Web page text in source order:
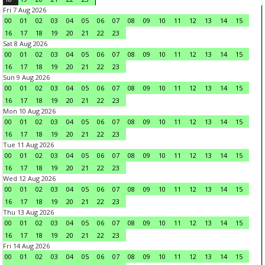
Fri 7 Aug 2026
00
01 02 03 04 05 06 07 08 09 10 11 12 13 14
15
16
17 18 19 20 21 22
23
Sat 8 Aug 2026
00
01 02 03 04 05 06 07 08 09 10 11 12 13 14
15
16
17 18 19 20 21 22
23
Sun 9 Aug 2026
00
01 02 03 04 05 06 07 08 09 10 11 12 13 14
15
16
17 18 19 20 21 22
23
Mon 10 Aug 2026
00
01 02 03 04 05 06 07 08 09 10 11 12 13 14
15
16
17 18 19 20 21 22
23
Tue 11 Aug 2026
00
01 02 03 04 05 06 07 08 09 10 11 12 13 14
15
16
17 18 19 20 21 22
23
Wed 12 Aug 2026
00
01 02 03 04 05 06 07 08 09 10 11 12 13 14
15
16
17 18 19 20 21 22
23
Thu 13 Aug 2026
00
01 02 03 04 05 06 07 08 09 10 11 12 13 14
15
16
17 18 19 20 21 22
23
Fri 14 Aug 2026
00
01 02 03 04 05 06 07 08 09 10 11 12 13 14
15